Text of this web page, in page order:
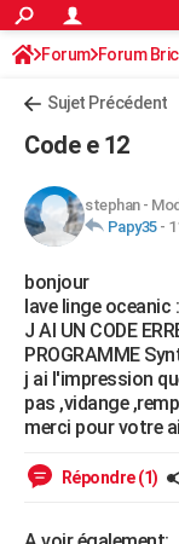
ACTUALITÉS
Politique
Société
Faits Divers
Education
Monde
Villes
+
Retraite
Impôts
Epargne
Immobilier
Risques naturels par
Banque
Assurance
Crédit
AUTO
HIGH-TECH
Mobiles
Meilleur smartphone
Internet
Ordinateurs
Jeux vidéo
Guide high-tech
+BRICOLAGE
Forum
Aménagement
Extérieur
Cuisine
Salle de bains
Jardinage
Rangement
WEEK-END
Guides de France
Escapades
Patrimoine
Expositions
Musées
Week-end nature
+LIFESTYLE
Art de vivre
Bien-être
Loisirs
Mode
Modes de vie
SANTE
Forum Forum
Sujet Précédent
Code e 12
stephan-
Papy35-
bonjour
lave linge oceanic
J AI UN CODE
PROGRAMME
j ai l'impression
pas ,vidange
merci pour votre
Répondre (1)